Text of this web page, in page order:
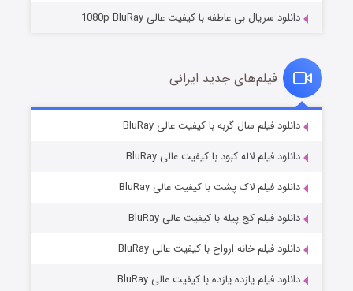
قسمت۷ (زیرنویس) منتشر شد
دانلود سریال بی عاطفه با کیفیت عالی 1080p BluRay
فیلم‌های جدید ایرانی
دانلود فیلم سال گربه با کیفیت عالی BluRay
دانلود فیلم لاله کبود با کیفیت عالی BluRay
دانلود فیلم لاک پشت با کیفیت عالی BluRay
دانلود فیلم کج‌ پیله با کیفیت عالی BluRay
دانلود فیلم خانه ارواح با کیفیت عالی BluRay
دانلود فیلم یازده یازده با کیفیت عالی BluRay